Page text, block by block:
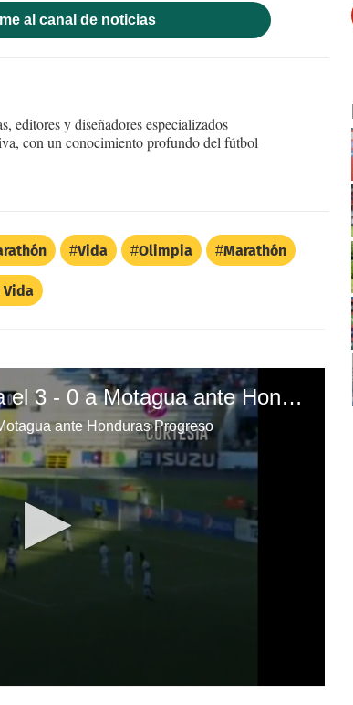
al canal de noticias
editores y diseñadores especializados
con un conocimiento profundo del fútbol
Vida Olimpia Marathón
Vida
Santiago Vergara anota el 3 - 0 a Motagua ante Honduras Progreso
ante Honduras Progreso